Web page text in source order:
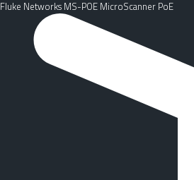
Fluke Networks MS-POE MicroScanner PoE